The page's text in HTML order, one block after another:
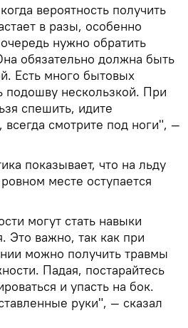
вероятность получить
в разы, особенно
нужно обратить
обязательно должна быть
Есть много бытовых
подошву нескользкой. При
спешить, идите
смотрите под ноги", —
показывает, что на льду
месте оступается
могут стать навыки
Это важно, так как при
можно получить травмы
Падая, постарайтесь
и упасть на бок.
руки", ― сказал